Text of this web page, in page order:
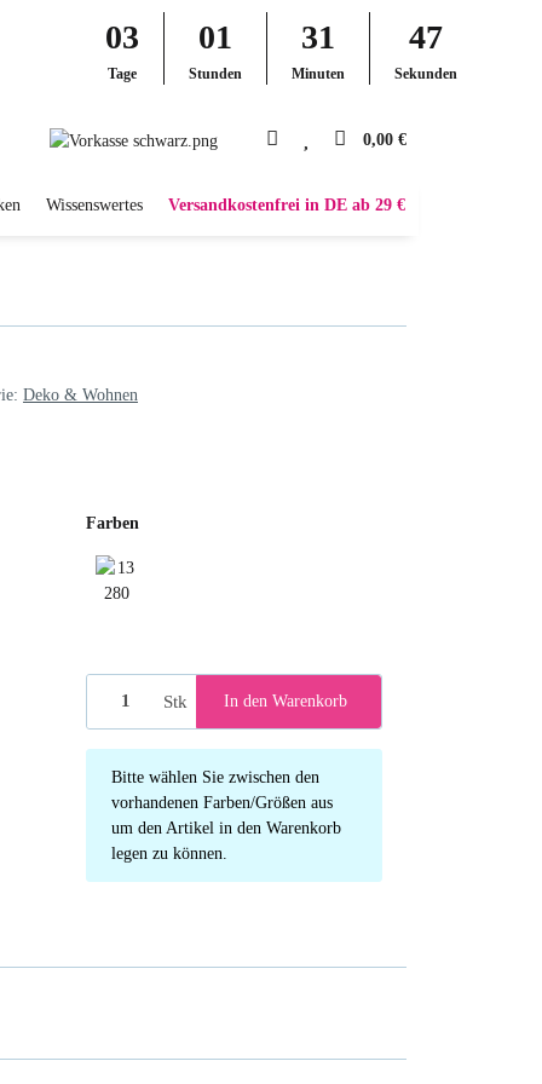
03
Tage
01
Stunden
31
Minuten
46
Sekunden
0,00 €
Wissenswertes Versandkostenfrei in DE ab 29 €
Deko & Wohnen
Farben
Stk In den Warenkorb
x
Bitte wählen Sie zwischen den
vorhandenen Farben/Größen aus
um den Artikel in den Warenkorb
legen zu können.